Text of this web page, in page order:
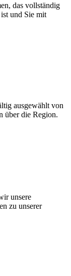
das vollständig
und Sie mit
ausgewählt von
über die Region.
unsere
zu unserer